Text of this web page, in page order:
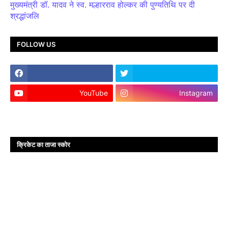
मुख्यमंत्री डॉ. यादव ने स्व. मल्हारराव होल्कर की पुण्यतिथि पर दी
श्रद्धांजलि
FOLLOW US
YouTube Instagram
क्रिकेट का ताजा स्कोर